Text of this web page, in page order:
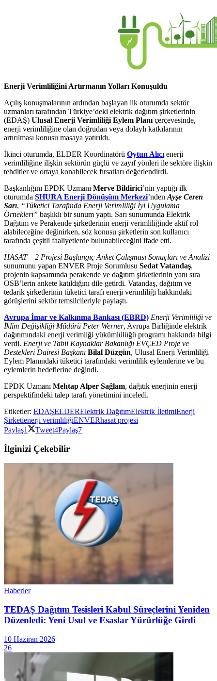
Enerji Verimliliğini Artırmanın Yolları Konuşuldu
Açılış konuşmalarının ardından başlayan ilk oturumda sektör
uzmanları tarafından Türkiye’deki elektrik dağıtım şirketlerinin
(EDAŞ) Ulusal Enerji Verimliliği Eylem Planı çerçevesinde,
enerji verimliliğine olan doğrudan veya dolaylı katkılarının
artırılması konusu masaya yatırıldı.
İkinci oturumda, ELDER Koordinatörü Oytun Alıcı enerji
verimliliğine ilişkin sektörün güçlü ve zayıf yönleri ile sektöre ilişkin
tehditler ve ortaya konabilecek fırsatları değerlendirdi.
Başkanlığını EPDK Uzmanı Merve Bildirici’nin yaptığı ilk
oturumda SHURA Enerji Dönüşüm Merkezi’nden Ayşe Ceren
Sarı, “Tüketici Tarafında Enerji Verimliliği İyi Uygulama
Örnekleri” başlıklı bir sunum yaptı. Sarı sunumunda Elektrik
Dağıtım ve Perakende şirketlerinin enerji verimliliğinde aktif rol
alabileceğine değinirken, söz konusu şirketlerin son kullanıcı
tarafında çeşitli faaliyetlerde bulunabileceğini ifade etti.
HASAT – 2 Projesi Başlangıç Anket Çalışması Sonuçları ve Analizi
sunumunu yapan ENVER Proje Sorumlusu Sedat Vatandaş,
projenin kapsamında perakende ve dağıtım şirketlerinin yanı sıra
OSB’lerin ankete katıldığını dile getirdi. Vatandaş, dağıtım ve
tedarik şirketlerinin tüketici tarafı enerji verimliliği hakkındaki
görüşlerini sektör temsilcileriyle paylaştı.
Avrupa İmar ve Kalkınma Bankası (EBRD) Enerji Verimliliği ve
İklim Değişikliği Müdürü Peter Werner, Avrupa Birliğinde elektrik
dağıtımındaki enerji verimliği yükümlülüğü programı hakkında bilgi
verdi. Enerji ve Tabii Kaynaklar Bakanlığı EVÇED Proje ve
Destekleri Dairesi Başkanı Bilal Düzgün, Ulusal Enerji Verimliliği
Eylem Planındaki tüketici tarafındaki verimlilik eylemlerine ve bu
eylemlerin hedeflerine değindi.
EPDK Uzmanı Mehtap Alper Sağlam, dağıtık enerjinin enerji
perspektifindeki talep tarafı yönetimini inceledi.
Etiketler: EDAŞELDERElektrik DağıtımElektrik İletimiEnerji
Şirketienerji verimliliğiENVERhasat projesi
Paylaş1 Tweet4Paylaş7
İlginizi Çekebilir
Haberler
TEDAŞ Dağıtım Tesisleri Kabul Süreçlerini Yeniden
Düzenledi: Yeni Usul ve Esaslar Yürürlüğe Girdi
10 Haziran 2026
26